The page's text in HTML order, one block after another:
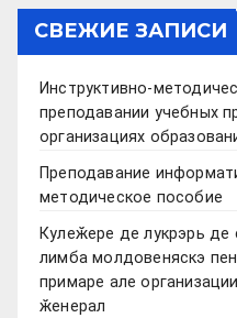
СВЕЖИЕ ЗАПИСИ
Инструктивно-
преподавании учебных
организациях
Преподавание
методическое пособие
Кулеӂере де лукрэрь де
лимба молдовеняскэ
примаре але
ӂенерал